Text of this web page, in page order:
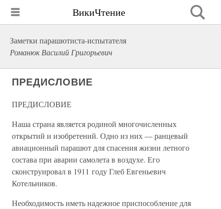
ВикиЧтение
Заметки парашютиста-испытателя
Романюк Василий Григорьевич
ПРЕДИСЛОВИЕ
ПРЕДИСЛОВИЕ
Наша страна является родиной многочисленных
открытий и изобретений. Одно из них — ранцевый
авиационный парашют для спасения жизни летного
состава при аварии самолета в воздухе. Его
сконструировал в 1911 году Глеб Евгеньевич
Котельников.
Необходимость иметь надежное приспособление для